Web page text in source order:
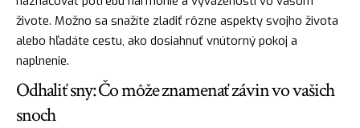
živote. Možno sa snažíte zladiť rôzne aspekty svojho života
alebo hľadáte cestu, ako dosiahnuť vnútorný pokoj a
naplnenie.
Odhaliť sny: Čo môže znamenať závin vo vašich
snoch